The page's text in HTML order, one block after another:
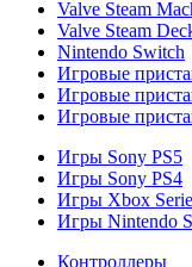
Valve Steam
Valve Steam
Nintendo Switch
Игровые
Игровые
Игровые
Игры Sony PS5
Игры Sony PS4
Игры Xbox
Игры Nintendo
Контроллеры